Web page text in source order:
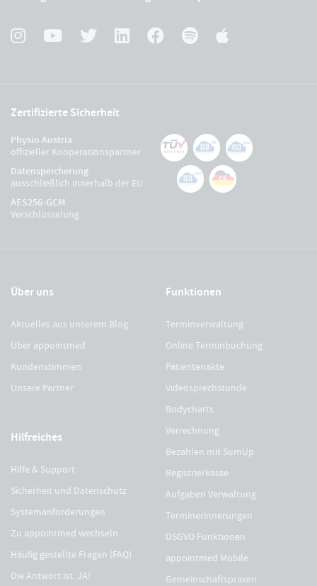
Zertifizierte Sicherheit
Physio Austria
offizieller Kooperationspartner
Datenspeicherung
ausschließlich innerhalb der EU
AES256-GCM
Verschlüsselung
Über uns
Aktuelles aus unserem Blog
Über appointmed
Kundenstimmen
Unsere Partner
Hilfreiches
Hilfe & Support
Sicherheit und Datenschutz
Systemanforderungen
Zu appointmed wechseln
Häufig gestellte Fragen (FAQ)
Die Antwort ist: JA!
Funktionen
Terminverwaltung
Online Terminbuchung
Patientenakte
Videosprechstunde
Bodycharts
Verrechnung
Bezahlen mit SumUp
Registrierkasse
Aufgaben Verwaltung
Terminerinnerungen
DSGVO Funktionen
appointmed Mobile
Gemeinschaftspraxen